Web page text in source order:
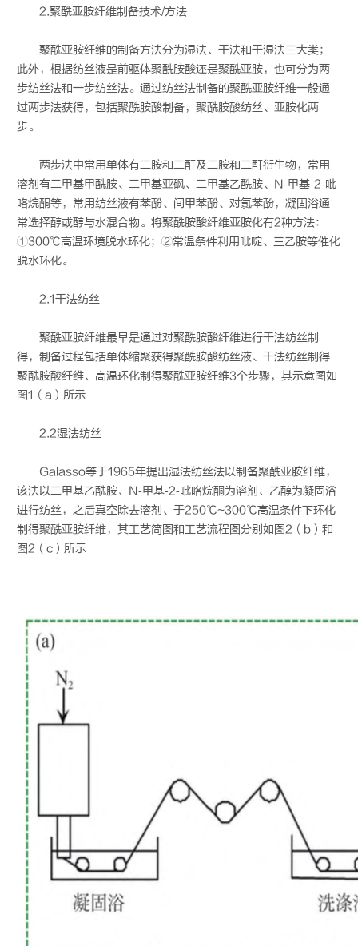
2.聚酰亚胺纤维制备技术/方法
聚酰亚胺纤维的制备方法分为湿法、干法和干湿法三大类；
此外，根据纺丝液是前驱体聚酰胺酸还是聚酰亚胺，也可分为两
步纺丝法和一步纺丝法。通过纺丝法制备的聚酰亚胺纤维一般通
过两步法获得，包括聚酰胺酸制备，聚酰胺酸纺丝、亚胺化两
步。
两步法中常用单体有二胺和二酐及二胺和二酐衍生物，常用
溶剂有二甲基甲酰胺、二甲基亚砜、二甲基乙酰胺、N‐甲基‐2‐吡
咯烷酮等，常用纺丝液有苯酚、间甲苯酚、对氯苯酚，凝固浴通
常选择醇或醇与水混合物。将聚酰胺酸纤维亚胺化有2种方法：
①300℃高温环境脱水环化；②常温条件利用吡啶、三乙胺等催化
脱水环化。
2.1干法纺丝
聚酰亚胺纤维最早是通过对聚酰胺酸纤维进行干法纺丝制
得，制备过程包括单体缩聚获得聚酰胺酸纺丝液、干法纺丝制得
聚酰胺酸纤维、高温环化制得聚酰亚胺纤维3个步骤，其示意图如
图1（a）所示
2.2湿法纺丝
Galasso等于1965年提出湿法纺丝法以制备聚酰亚胺纤维，
该法以二甲基乙酰胺、N‐甲基‐2‐吡咯烷酮为溶剂、乙醇为凝固浴
进行纺丝，之后真空除去溶剂、于250℃~300℃高温条件下环化
制得聚酰亚胺纤维，其工艺简图和工艺流程图分别如图2（b）和
图2（c）所示